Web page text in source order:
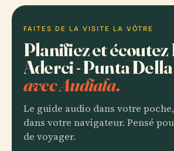
FAITES DE LA VISITE LA VÔTRE
Planifiez et
Aderci - Punta
avec Audiala.
Le guide audio dans votre
dans votre navigateur. Pensé
de voyager.